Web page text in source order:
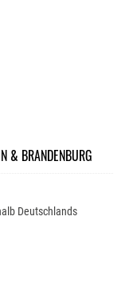
& BRANDENBURG
Deutschlands